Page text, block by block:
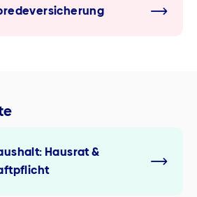
Hausrat &